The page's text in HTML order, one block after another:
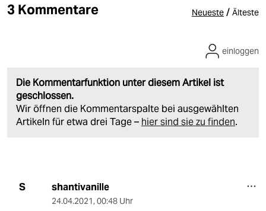
3 Kommentare Neueste / Älteste
Die Kommentarfunktion unter diesem Artikel ist
geschlossen.
Wir öffnen die Kommentarspalte bei ausgewählten
Artikeln für etwa drei Tage – hier sind sie zu finden.
einloggen
S shantivanille
24.04.2021, 00:48 Uhr